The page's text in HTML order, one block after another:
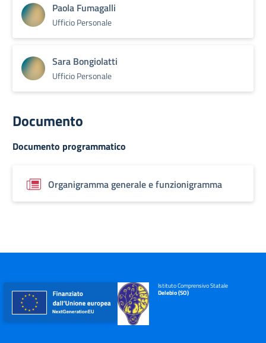
Paola Fumagalli
Ufficio Personale
Sara Bongiolatti
Ufficio Personale
Documento
Documento programmatico
Organigramma generale e funzionigramma
Istituto Comprensivo Statale
Delebio (SO)